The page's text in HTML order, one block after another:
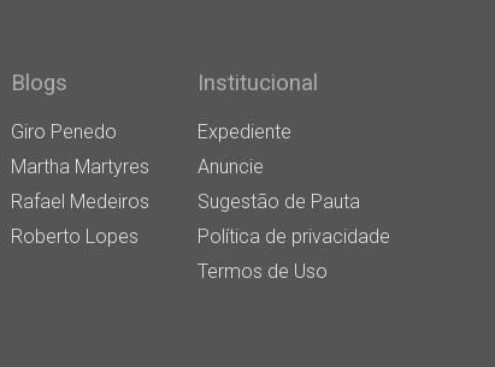
Blogs
Giro Penedo
Martha Martyres
Rafael Medeiros
Roberto Lopes
Institucional
Expediente
Anuncie
Sugestão de Pauta
Política de privacidade
Termos de Uso